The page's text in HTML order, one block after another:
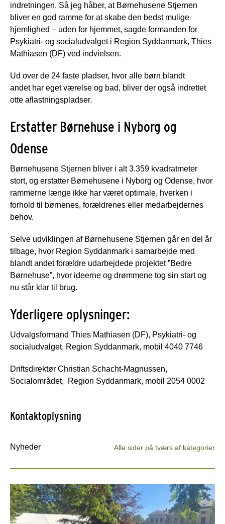
indretningen. Så jeg håber, at Børnehusene Stjernen
bliver en god ramme for at skabe den bedst mulige
hjemlighed – uden for hjemmet, sagde formanden for
Psykiatri- og socialudvalget i Region Syddanmark, Thies
Mathiasen (DF) ved indvielsen.
Ud over de 24 faste pladser, hvor alle børn blandt
andet har eget værelse og bad, bliver der også indrettet
otte aflastningspladser.
Erstatter Børnehuse i Nyborg og
Odense
Børnehusene Stjernen bliver i alt 3.359 kvadratmeter
stort, og erstatter Børnehusene i Nyborg og Odense, hvor
rammerne længe ikke har været optimale, hverken i
forhold til børnenes, forældrenes eller medarbejdernes
behov.
Selve udviklingen af Børnehusene Stjernen går en del år
tilbage, hvor Region Syddanmark i samarbejde med
blandt andet forældre udarbejdede projektet ”Bedre
Børnehuse”, hvor ideerne og drømmene tog sin start og
nu står klar til brug.
Yderligere oplysninger:
Udvalgsformand Thies Mathiasen (DF), Psykiatri- og
socialudvalget, Region Syddanmark, mobil 4040 7746
Driftsdirektør Christian Schacht-Magnussen,
Socialområdet, Region Syddanmark, mobil 2054 0002
Kontaktoplysning
Nyheder Alle sider på tværs af kategorier